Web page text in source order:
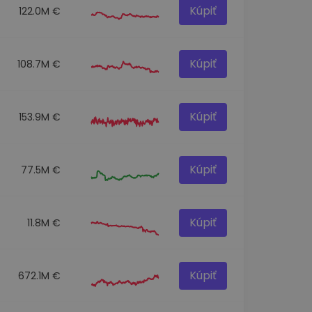
122.0M € Kúpiť
108.7M € Kúpiť
153.9M € Kúpiť
77.5M € Kúpiť
11.8M € Kúpiť
672.1M € Kúpiť